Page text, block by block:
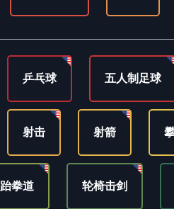
乒乓球 五人制足球
射击 射箭
跆拳道 轮椅击剑